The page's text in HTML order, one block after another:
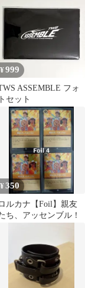
パ
¥999
ASSEMBLE フォ
トセット
¥350
ルカナ【Foil】親友
ち、アッセンブル！